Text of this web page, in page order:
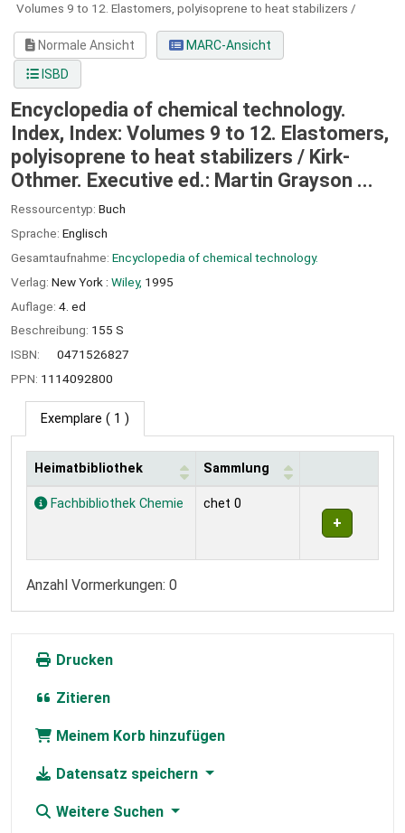
Volumes 9 to 12. Elastomers, polyisoprene to heat stabilizers /
Normale Ansicht
MARC-Ansicht
ISBD
Encyclopedia of chemical technology.
Index, Index: Volumes 9 to 12. Elastomers,
polyisoprene to heat stabilizers / Kirk-
Othmer. Executive ed.: Martin Grayson ...
Ressourcentyp: Buch
Sprache: Englisch
Gesamtaufnahme: Encyclopedia of chemical technology.
Verlag: New York : Wiley, 1995
Auflage: 4. ed
Beschreibung: 155 S
ISBN:
0471526827
PPN: 1114092800
Exemplare ( 1 )
Exemplare
Heimatbibliothek Sammlung
Fachbibliothek Chemie chet 0
Anzahl Vormerkungen: 0
Drucken
Zitieren
Meinem Korb hinzufügen
Datensatz speichern
Weitere Suchen